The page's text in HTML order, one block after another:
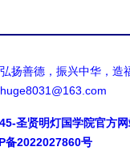
扬善德，振兴中华，造
圣贤明灯国学院官方网
备2022027860号